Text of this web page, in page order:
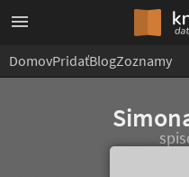
DomovPridaťBlogZoznamy